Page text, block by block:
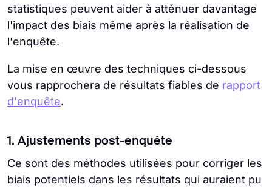
statistiques peuvent aider à atténuer davantage
l'impact des biais même après la réalisation de
l'enquête.
La mise en œuvre des techniques ci-dessous
vous rapprochera de résultats fiables de rapport
d'enquête.
1. Ajustements post-enquête
Ce sont des méthodes utilisées pour corriger les
biais potentiels dans les résultats qui auraient pu